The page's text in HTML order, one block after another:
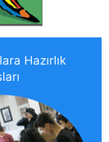
Hazırlık